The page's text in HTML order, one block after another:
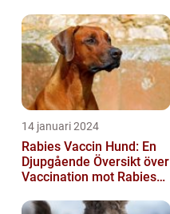
14 januari 2024
Rabies Vaccin Hund: En
Djupgående Översikt över
Vaccination mot Rabies